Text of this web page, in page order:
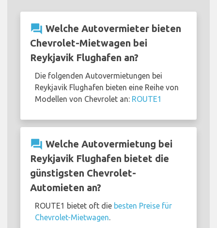
question_answer Welche Autovermieter bieten
Chevrolet-Mietwagen bei
Reykjavik Flughafen an?
Die folgenden Autovermietungen bei
Reykjavik Flughafen bieten eine Reihe von
Modellen von Chevrolet an: ROUTE1
question_answer Welche Autovermietung bei
Reykjavik Flughafen bietet die
günstigsten Chevrolet-
Automieten an?
ROUTE1 bietet oft die besten Preise für
Chevrolet-Mietwagen